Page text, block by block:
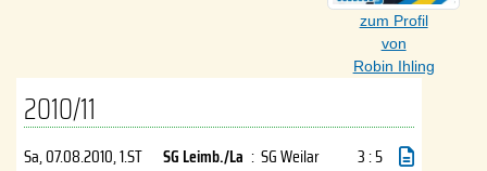
zum Profil
von
Robin Ihling
2010/11
Sa, 07.08.2010, 1.ST SG Leimb./La : SG Weilar
3 : 5